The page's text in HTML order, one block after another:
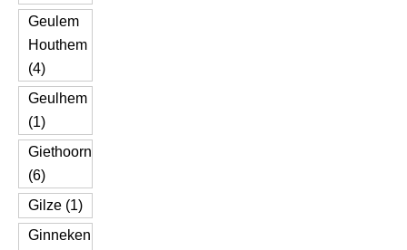
Geulem
Houthem
(4)
Geulhem
(1)
Giethoorn
(6)
Gilze (1)
Ginneken